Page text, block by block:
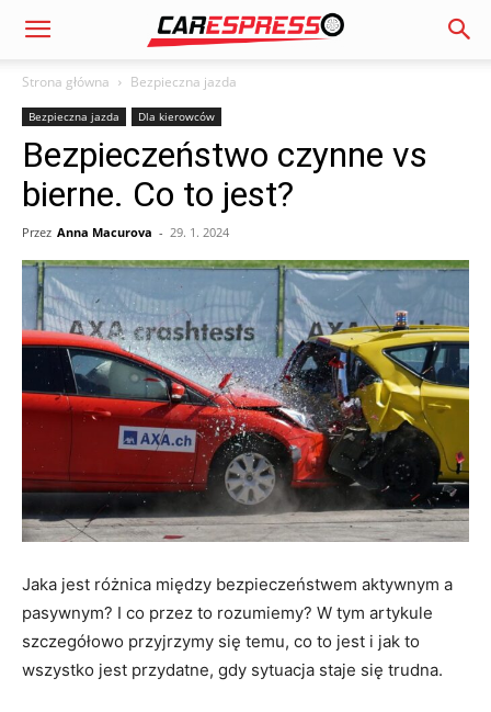
Strona główna Bezpieczna jazda
Bezpieczna jazda Dla kierowców
Bezpieczeństwo czynne vs
bierne. Co to jest?
Przez Anna Macurova - 29. 1. 2024
Jaka jest różnica między bezpieczeństwem aktywnym a
pasywnym? I co przez to rozumiemy? W tym artykule
szczegółowo przyjrzymy się temu, co to jest i jak to
wszystko jest przydatne, gdy sytuacja staje się trudna.